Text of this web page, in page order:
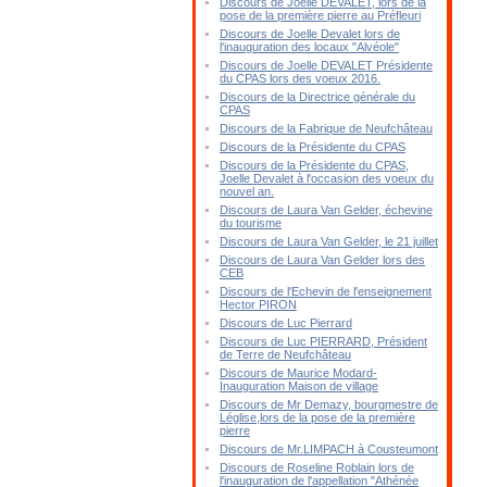
pose de la première pierre au Préfleuri
Discours de Joelle Devalet lors de
l'inauguration des locaux "Alvéole"
Discours de Joelle DEVALET Présidente
du CPAS lors des voeux 2016.
Discours de la Directrice générale du
CPAS
Discours de la Fabrique de Neufchâteau
Discours de la Présidente du CPAS
Discours de la Présidente du CPAS,
Joelle Devalet à l'occasion des voeux du
nouvel an.
Discours de Laura Van Gelder, échevine
du tourisme
Discours de Laura Van Gelder, le 21 juillet
Discours de Laura Van Gelder lors des
CEB
Discours de l'Echevin de l'enseignement
Hector PIRON
Discours de Luc Pierrard
Discours de Luc PIERRARD, Président
de Terre de Neufchâteau
Discours de Maurice Modard-
Inauguration Maison de village
Discours de Mr Demazy, bourgmestre de
Léglise,lors de la pose de la première
pierre
Discours de Mr.LIMPACH à Cousteumont
Discours de Roseline Roblain lors de
l'inauguration de l'appellation "Athénée